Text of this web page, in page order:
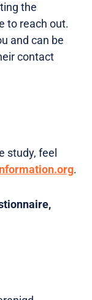
the
to reach out.
and can be
contact
study, feel
.